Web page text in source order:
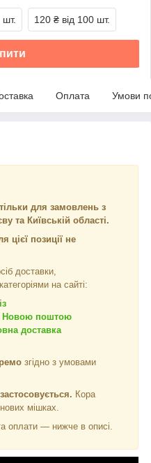
шт. 120 ₴ від 100 шт.
Оплата Умови
для замовлень з
та Київській області.
цієї позиції не
доставки,
на сайті:
Новою поштою
доставка
згідно з умовами
Кора
мішках.
оплати — нижче в описі.